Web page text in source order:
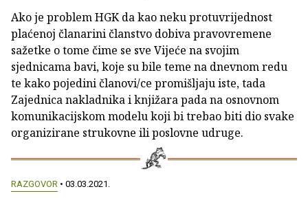
Ako je problem HGK da kao neku protuvrijednost
plaćenoj članarini članstvo dobiva pravovremene
sažetke o tome čime se sve Vijeće na svojim
sjednicama bavi, koje su bile teme na dnevnom redu
te kako pojedini članovi/ce promišljaju iste, tada
Zajednica nakladnika i knjižara pada na osnovnom
komunikacijskom modelu koji bi trebao biti dio svake
organizirane strukovne ili poslovne udruge.
RAZGOVOR • 03.03.2021.